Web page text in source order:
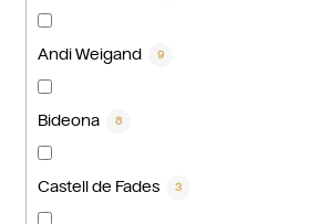
Andi Weigand 9
Bideona 8
Castell de Fades 3